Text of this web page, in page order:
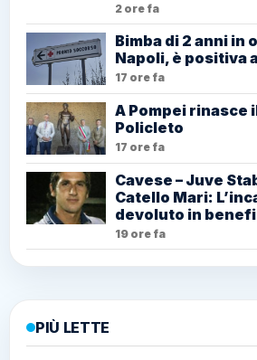
2 ore fa
Bimba di 2 anni in
Napoli, è positiva
17 ore fa
A Pompei rinasce
Policleto
17 ore fa
Cavese – Juve
Catello Mari:
devoluto in
19 ore fa
PIÙ LETTE